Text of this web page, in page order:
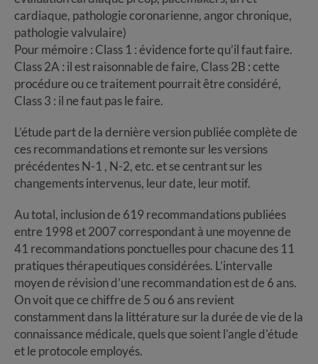
cardiaque, pathologie coronarienne, angor chronique,
pathologie valvulaire)
Pour mémoire : Class 1 : évidence forte qu’il faut faire.
Class 2A : il est raisonnable de faire, Class 2B : cette
procédure ou ce traitement pourrait être considéré,
Class 3 : il ne faut pas le faire.
L’étude part de la dernière version publiée complète de
ces recommandations et remonte sur les versions
précédentes N-1 , N-2, etc. et se centrant sur les
changements intervenus, leur date, leur motif.
Au total, inclusion de 619 recommandations publiées
entre 1998 et 2007 correspondant à une moyenne de
41 recommandations ponctuelles pour chacune des 11
pratiques thérapeutiques considérées. L’intervalle
moyen de révision d’une recommandation est de 6 ans.
On voit que ce chiffre de 5 ou 6 ans revient
constamment dans la littérature sur la durée de vie de la
connaissance médicale, quels que soient l’angle d’étude
et le protocole employés.